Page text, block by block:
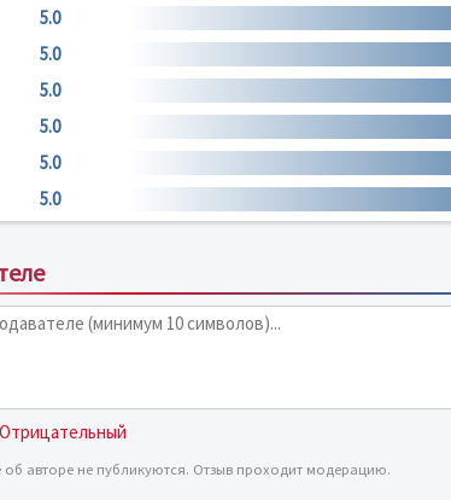
5.0
5.0
5.0
5.0
5.0
5.0
об авторе не публикуются. Отзыв проходит модерацию.